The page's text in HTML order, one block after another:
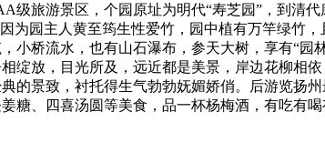
级旅游景区，个园原址为明代“寿芝园”，到清
为园主人黄至筠生性爱竹，园中植有万竿绿竹
小桥流水，也有山石瀑布，参天大树，享有“
绽放，目光所及，远近都是美景，岸边花柳相
的景致，衬托得生气勃勃妩媚娇俏。后游览
糖、四喜汤圆等美食，品一杯杨梅酒，有吃有